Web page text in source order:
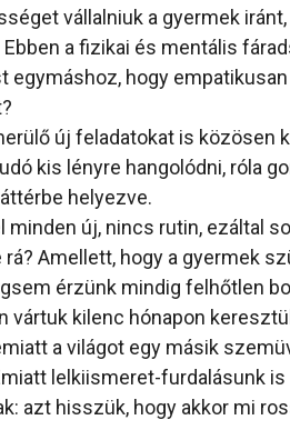
vállalniuk a gyermek
a fizikai és mentális
egymáshoz, hogy
új feladatokat is közösen
kis lényre hangolódni, róla
helyezve.
minden új, nincs rutin, ezáltal
rá? Amellett, hogy a gyermek
érzünk mindig felhőtlen
vártuk kilenc hónapon
a világot egy másik
lelkiismeret-furdalásunk
azt hisszük, hogy akkor mi